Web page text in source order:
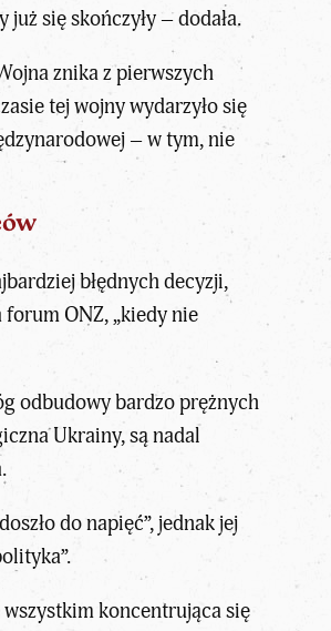
się skończyły – dodała.
znika z pierwszych
tej wojny wydarzyło się
– w tym, nie
błędnych decyzji,
forum ONZ, „kiedy nie
odbudowy bardzo prężnych
Ukrainy, są nadal
do napięć”, jednak jej
koncentrująca się